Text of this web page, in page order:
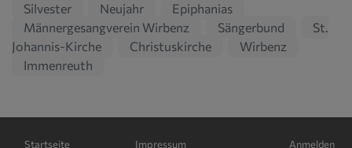
Silvester Neujahr
Epiphanias
Männergesangverein Wirbenz
Sängerbund
St.
Johannis-Kirche
Christuskirche
Wirbenz
Immenreuth
Hauptnavigation
Startseite
Fußbereichsmenü
Impressum
Anmelden